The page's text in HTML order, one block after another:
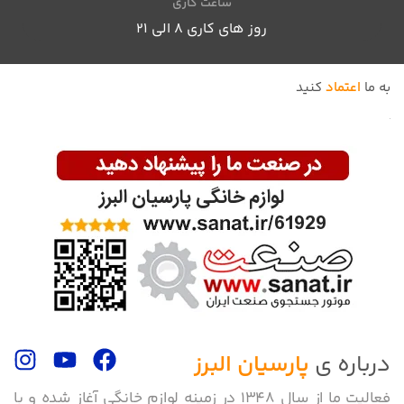
روز های کاری 8 الی ۲۱
درباره ی پارسیان البرز
فعالیت ما از سال 1348 در زمینه لوازم خانگی آغاز شده و با
به ما اعتماد کنید